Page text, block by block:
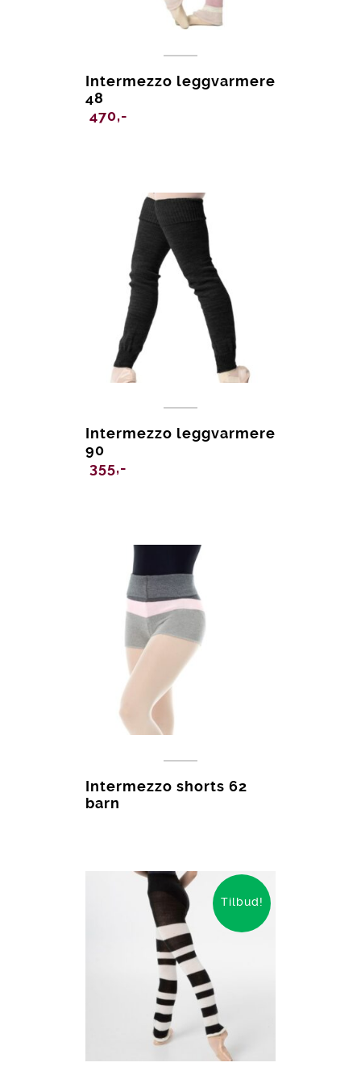
Intermezzo leggvarmere
48
470,-
Intermezzo leggvarmere
90
355,-
Intermezzo shorts 62
barn
Tilbud!